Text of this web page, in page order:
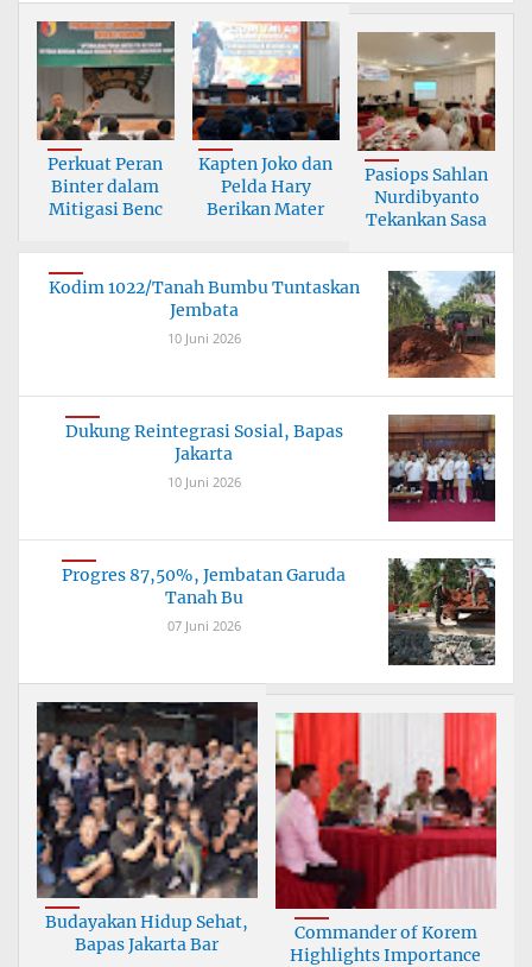
Perkuat Peran
Binter dalam
Mitigasi Benc
Kapten Joko dan
Pelda Hary
Berikan Mater
Pasiops Sahlan
Nurdibyanto
Tekankan Sasa
Kodim 1022/Tanah Bumbu Tuntaskan
Jembata
10 Juni 2026
Dukung Reintegrasi Sosial, Bapas
Jakarta
10 Juni 2026
Progres 87,50%, Jembatan Garuda
Tanah Bu
07 Juni 2026
Budayakan Hidup Sehat,
Bapas Jakarta Bar
Commander of Korem
Highlights Importance